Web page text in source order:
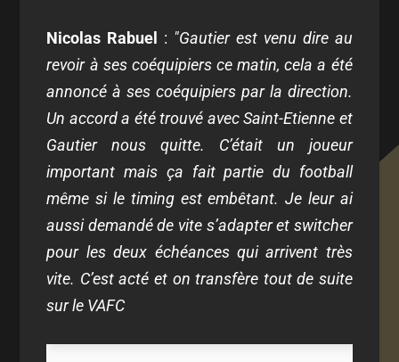
Nicolas Rabuel : "Gautier est venu dire au
revoir à ses coéquipiers ce matin, cela a été
annoncé à ses coéquipiers par la direction.
Un accord a été trouvé avec Saint-Etienne et
Gautier nous quitte. C’était un joueur
important mais ça fait partie du football
même si le timing est embêtant. Je leur ai
aussi demandé de vite s’adapter et switcher
pour les deux échéances qui arrivent très
vite. C’est acté et on transfère tout de suite
sur le VAFC